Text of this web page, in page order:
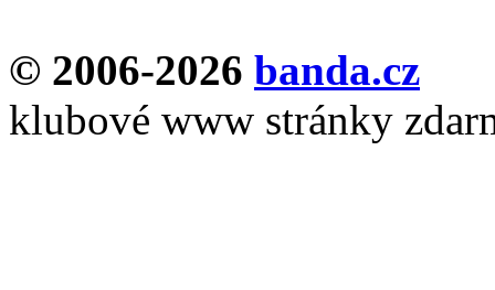
© 2006-2026 banda.cz
klubové www stránky